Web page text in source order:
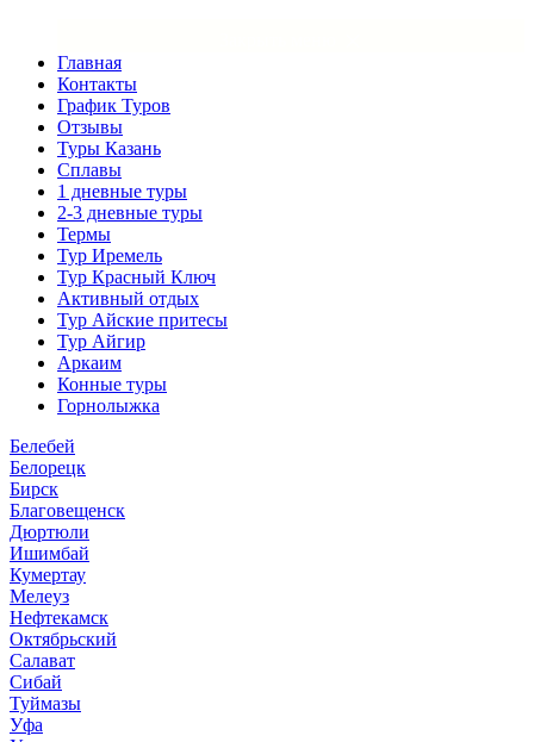
Главная
Контакты
График Туров
Отзывы
Туры Казань
Сплавы
1 дневные туры
2-3 дневные туры
Термы
Тур Иремель
Тур Красный Ключ
Активный отдых
Тур Айские притесы
Тур Айгир
Аркаим
Конные туры
Горнолыжка
Белебей
Белорецк
Бирск
Благовещенск
Дюртюли
Ишимбай
Кумертау
Мелеуз
Нефтекамск
Октябрьский
Салават
Сибай
Туймазы
Уфа